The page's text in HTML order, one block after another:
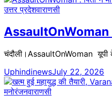
उत्तर प्रदेशवाराणसी
AssaultOnWoman :
चंदौली।AssaultOnWoman यूपी
UphindinewsJuly 22, 2026
मनोरंजनवाराणसी